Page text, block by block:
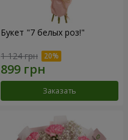
Букет "7 белых роз!"
1 124 грн
Заказать